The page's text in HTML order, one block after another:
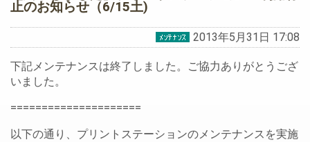
止のお知らせ（6/15土)
2013年5月31日 17:08
下記メンテナンスは終了しました。ご協力ありがとうござ
いました。
=====================
以下の通り、プリントステーションのメンテナンスを実施